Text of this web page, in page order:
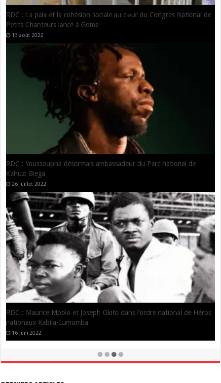
JMCA: Alphonse Ntumba Luaba vante les mérites de Félix Tshisekedi
dans la promotion de la culturelle africaine
25 janvier 2022
Culture : Prince Bigabwa à la tête du nouveau comité national des
Petits Chanteurs
18 janvier 2022
Saint François de Sales-Concert/Chorale Résurrection : 29 chansons
au menu, une prestation à la hauteur des attentes!
7 janvier 2022